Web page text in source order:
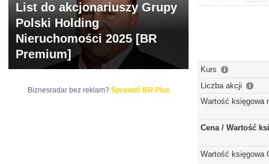
Kurs
Liczba akcji
Wartość księgowa
Cena / Wartość
Wartość księgowa
List do akcjonariuszy Grupy
Polski Holding
Nieruchomości 2025 [BR
Premium]
Biznesradar bez reklam? Sprawdź BR Plus